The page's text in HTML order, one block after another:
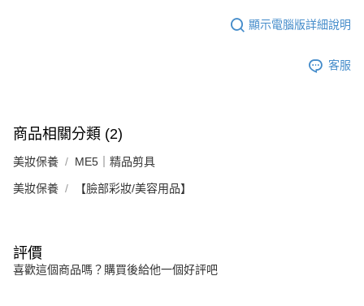
顯示電腦版詳細說明
客服
商品相關分類 (2)
美妝保養 ME5｜精品剪具
美妝保養 【臉部彩妝/美容用品】
評價
喜歡這個商品嗎？購買後給他一個好評吧